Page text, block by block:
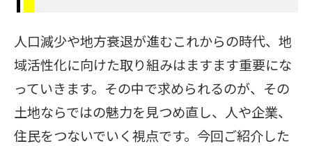
人口減少や地方衰退が進むこれからの時代、地
域活性化に向けた取り組みはますます重要にな
っていきます。その中で求められるのが、その
土地ならではの魅力を見つめ直し、人や企業、
住民をつないでいく視点です。今回ご紹介した